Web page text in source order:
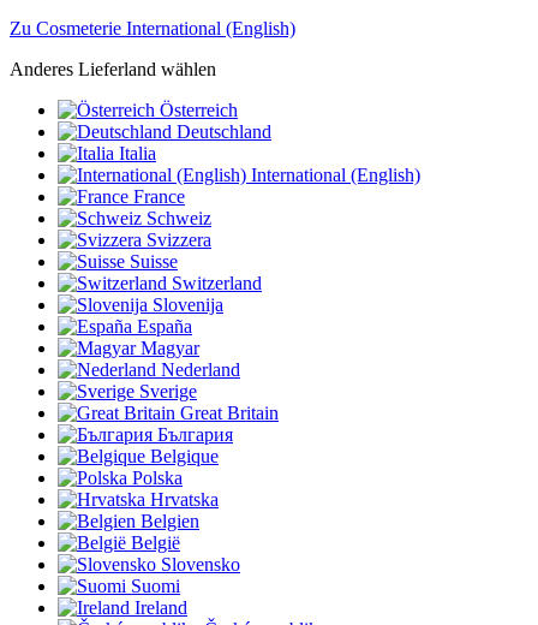
Zu Cosmeterie International (English)
Anderes Lieferland wählen
Österreich
Deutschland
Italia
International (English)
France
Schweiz
Svizzera
Suisse
Switzerland
Slovenija
España
Magyar
Nederland
Sverige
Great Britain
България
Belgique
Polska
Hrvatska
Belgien
België
Slovensko
Suomi
Ireland